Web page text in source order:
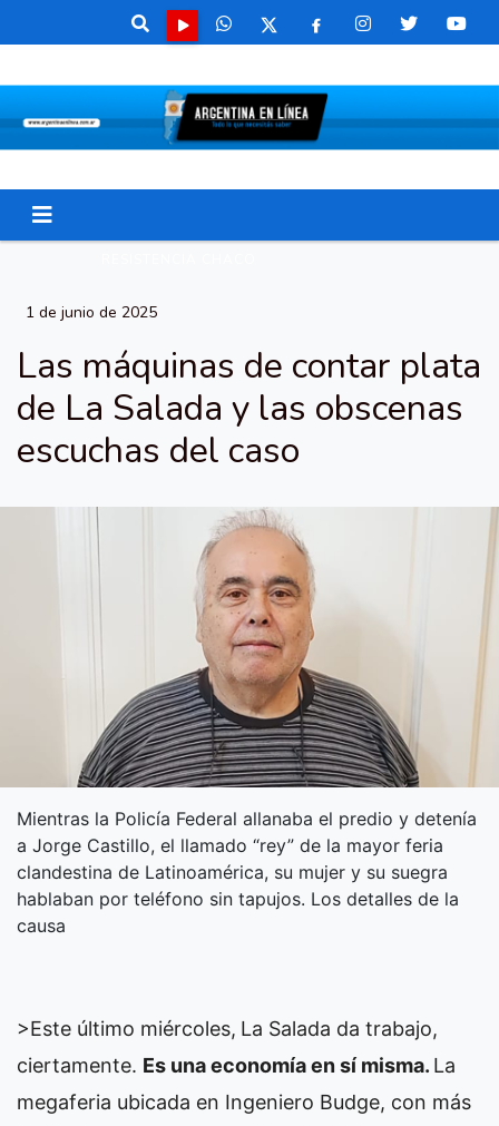
1 de junio de 2025
Las máquinas de contar plata
de La Salada y las obscenas
escuchas del caso
Mientras la Policía Federal allanaba el predio y detenía
a Jorge Castillo, el llamado “rey” de la mayor feria
clandestina de Latinoamérica, su mujer y su suegra
hablaban por teléfono sin tapujos. Los detalles de la
causa
>Este último miércoles, La Salada da trabajo,
ciertamente. Es una economía en sí misma. La
megaferia ubicada en Ingeniero Budge, con más